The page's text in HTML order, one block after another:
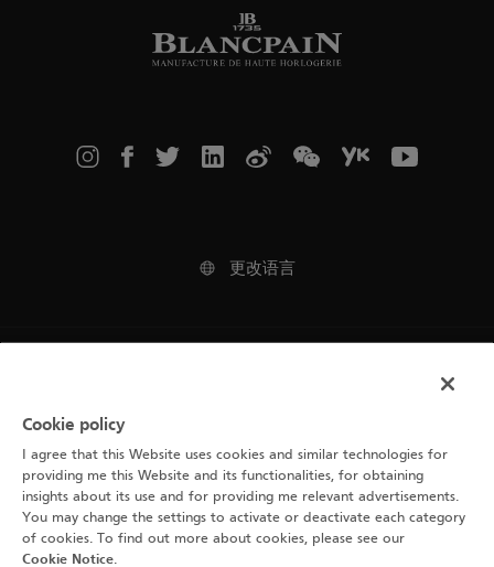
更改语言
Cookie 声明
隐私政策
Cookie policy
I agree that this Website uses cookies and similar technologies for
providing me this Website and its functionalities, for obtaining
insights about its use and for providing me relevant advertisements.
You may change the settings to activate or deactivate each category
of cookies. To find out more about cookies, please see our
Cookie Notice.